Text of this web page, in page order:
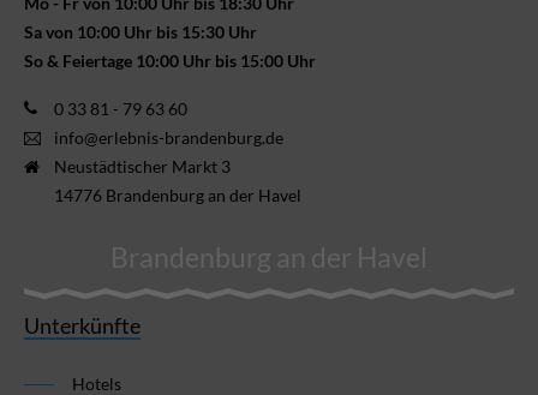
Sa von 10:00 Uhr bis 15:30 Uhr
So & Feiertage 10:00 Uhr bis 15:00 Uhr
0 33 81 - 79 63 60
info@erlebnis-brandenburg.de
Neustädtischer Markt 3
14776 Brandenburg an der Havel
Brandenburg an der Havel
Unterkünfte
Hotels